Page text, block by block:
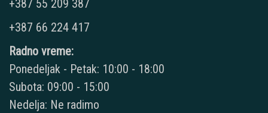
+387 55 209 387
+387 66 224 417
Radno vreme:
Ponedeljak - Petak: 10:00 - 18:00
Subota: 09:00 - 15:00
Nedelja: Ne radimo